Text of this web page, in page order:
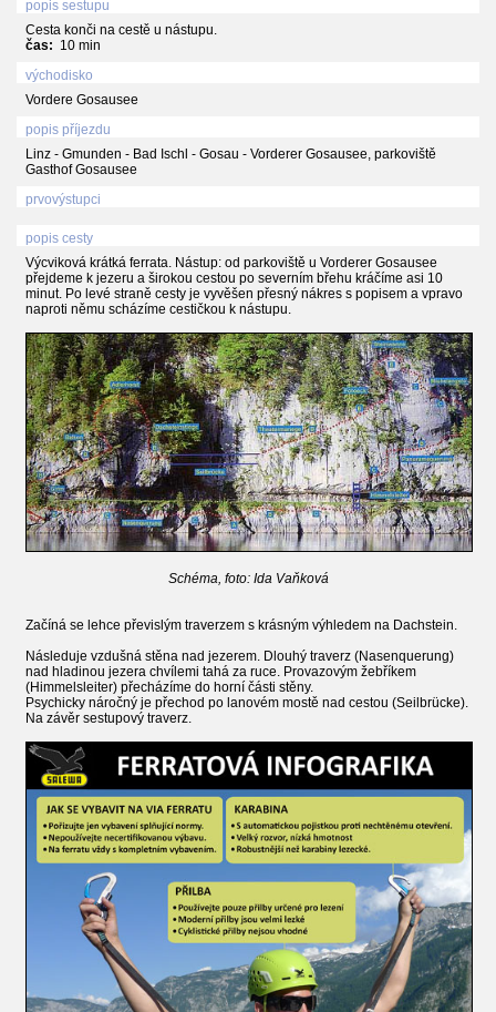
popis sestupu
Cesta konči na cestě u nástupu.
čas: 10 min
východisko
Vordere Gosausee
popis příjezdu
Linz - Gmunden - Bad Ischl - Gosau - Vorderer Gosausee, parkoviště
Gasthof Gosausee
prvovýstupci
popis cesty
Výcviková krátká ferrata. Nástup: od parkoviště u Vorderer Gosausee
přejdeme k jezeru a širokou cestou po severním břehu kráčíme asi 10
minut. Po levé straně cesty je vyvěšen přesný nákres s popisem a vpravo
naproti němu scházíme cestičkou k nástupu.
Schéma, foto: Ida Vaňková
Začíná se lehce převislým traverzem s krásným výhledem na Dachstein.
Následuje vzdušná stěna nad jezerem. Dlouhý traverz (Nasenquerung)
nad hladinou jezera chvílemi tahá za ruce. Provazovým žebříkem
(Himmelsleiter) přecházíme do horní části stěny.
Psychicky náročný je přechod po lanovém mostě nad cestou (Seilbrücke).
Na závěr sestupový traverz.